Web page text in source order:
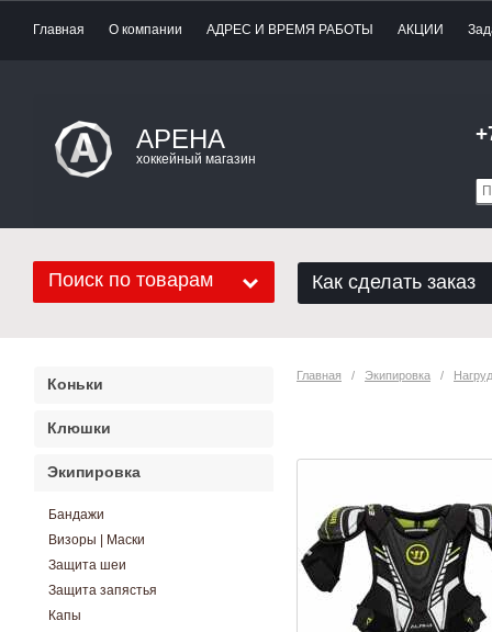
Главная О компании АДРЕС И ВРЕМЯ РАБОТЫ АКЦИИ
АРЕНА
хоккейный магазин
Поиск по товарам Как сделать заказ
Главная
   /
Экипировка
   /
Коньки
Клюшки
Экипировка
Бандажи
Визоры | Маски
Защита шеи
Защита запястья
Капы